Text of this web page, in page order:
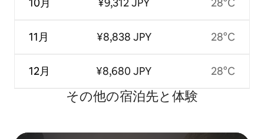
10月
11月
12月
¥9,312 JPY
¥8,838 JPY
¥8,680 JPY
28°C
28°C
28°C
その他の宿⁠泊⁠先と体⁠験